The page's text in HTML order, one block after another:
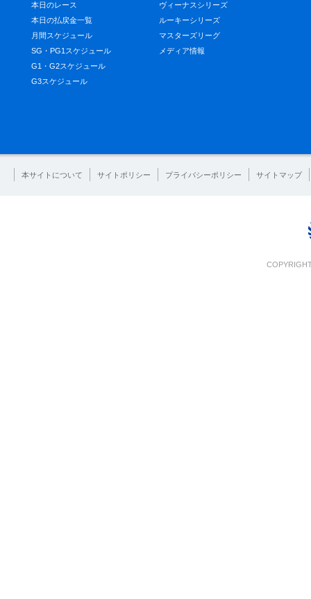
本日のレース
本日の払戻金一覧
月間スケジュール
SG・PG1スケジュール
G1・G2スケジュール
G3スケジュール
ヴィーナスシリーズ
ルーキーシリーズ
マスターズリーグ
メディア情報
本サイトについて サイトポリシー プライバシーポリシー サイトマップ